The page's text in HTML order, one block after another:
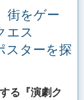
街をゲー
エス
スターを探
る『演劇ク